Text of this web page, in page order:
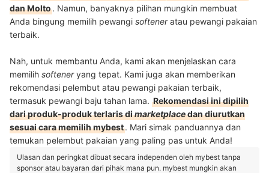
dan Molto. Namun, banyaknya pilihan mungkin membuat
Anda bingung memilih pewangi softeneratau pewangi pakaian
terbaik.
Nah, untuk membantu Anda, kami akan menjelaskan cara
memilih softeneryang tepat. Kami juga akan memberikan
rekomendasi pelembut atau pewangi pakaian terbaik,
termasuk pewangi baju tahan lama. Rekomendasi ini dipilih
dari produk-produk terlaris dimarketplacedan diurutkan
sesuai cara memilih mybest. Mari simak panduannya dan
temukan pelembut pakaian yang paling pas untuk Anda!
Ulasan dan peringkat dibuat secara independen oleh mybest tanpa
sponsor atau bayaran dari pihak mana pun. mybest mungkin akan